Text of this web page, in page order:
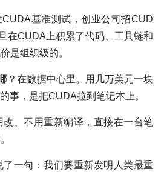
基准测试，创业公司招CUD
在CUDA上积累了代码、工具链和
是组织级的。
？在数据中心里。用几万美元一块
事，是把CUDA拉到笔记本上。
、不用重新编译，直接在一台笔
一句：我们要重新发明人类最重